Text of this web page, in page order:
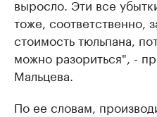
выросло. Эти все
тоже, соответственно,
стоимость тюльпана,
можно разориться", -
Мальцева.
По ее словам,